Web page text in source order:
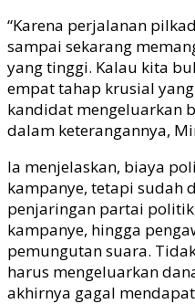
“Karena perjalanan
sampai sekarang
yang tinggi. Kalau kita
empat tahap krusial
kandidat mengeluarkan
dalam keterangannya,
Ia menjelaskan, biaya
kampanye, tetapi sudah
penjaringan partai
kampanye, hingga
pemungutan suara.
harus mengeluarkan
akhirnya gagal